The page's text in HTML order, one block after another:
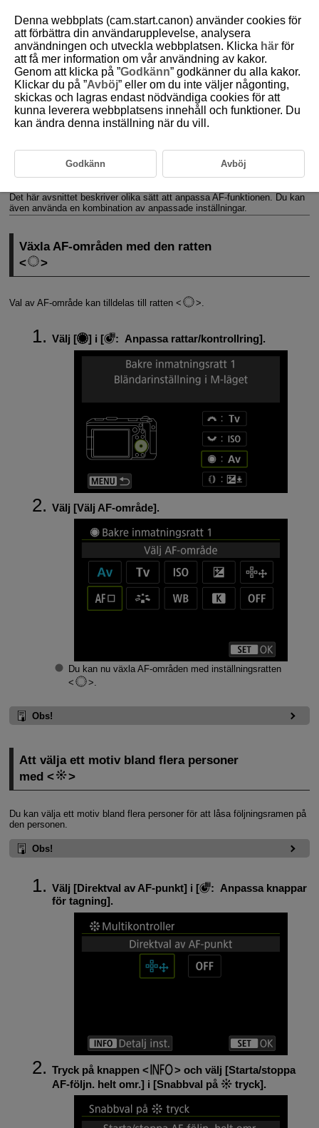
D388-141
Anpassa funktioner
Växla AF-områden med den ratten
Att välja ett motiv bland flera personer med
Justera storleken på ramen för AF-zon
Det här avsnittet beskriver olika sätt att anpassa AF-funktionen. Du kan
även använda en kombination av anpassade inställningar.
Växla AF-områden med den ratten
Val av AF-område kan tilldelas till ratten
Välj [ ] i [ : Anpassa rattar/kontrollring].
Välj [Välj AF-område].
Du kan nu växla AF-områden med inställningsratten
.
Obs!
Att välja ett motiv bland flera personer
med
Du kan välja ett motiv bland flera personer för att låsa följningsramen på
den personen.
Obs!
Välj [Direktval av AF-punkt] i [ : Anpassa knappar
för tagning].
Tryck på knappen och välj [Starta/stoppa
AF-följn. helt omr.] i [Snabbval på tryck].
Denna webbplats (cam.start.canon) använder cookies för
att förbättra din användarupplevelse, analysera
användningen och utveckla webbplatsen. Klicka här för
att få mer information om vår användning av kakor.
Genom att klicka på ”Godkänn” godkänner du alla kakor.
Klickar du på ”Avböj” eller om du inte väljer någonting,
skickas och lagras endast nödvändiga cookies för att
kunna leverera webbplatsens innehåll och funktioner. Du
kan ändra denna inställning när du vill.
Godkänn Avböj